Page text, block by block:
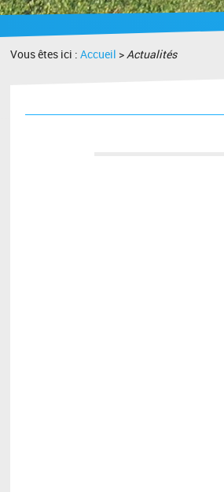
Vous êtes ici :Accueil >Actualités